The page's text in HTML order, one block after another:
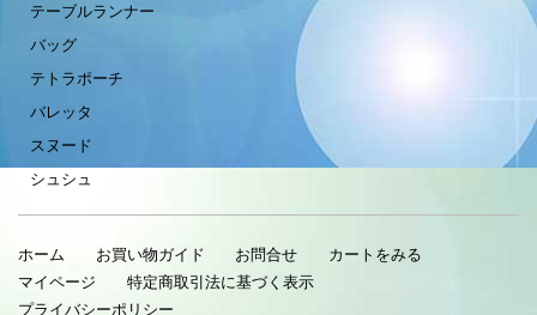
テーブルランナー
バッグ
テトラポーチ
バレッタ
スヌード
シュシュ
ホーム お買い物ガイド お問合せ
カートをみる
マイページ
特定商取引法に基づく表示
プライバシーポリシー